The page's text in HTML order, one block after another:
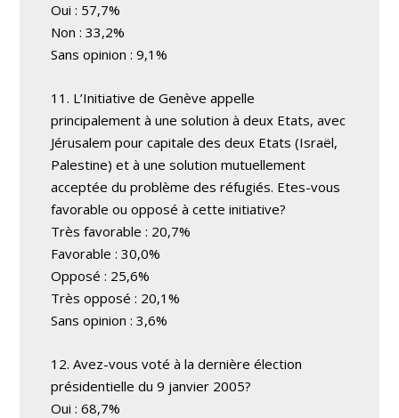
Oui : 57,7%
Non : 33,2%
Sans opinion : 9,1%
11. L’Initiative de Genève appelle
principalement à une solution à deux Etats, avec
Jérusalem pour capitale des deux Etats (Israël,
Palestine) et à une solution mutuellement
acceptée du problème des réfugiés. Etes-vous
favorable ou opposé à cette initiative?
Très favorable : 20,7%
Favorable : 30,0%
Opposé : 25,6%
Très opposé : 20,1%
Sans opinion : 3,6%
12. Avez-vous voté à la dernière élection
présidentielle du 9 janvier 2005?
Oui : 68,7%